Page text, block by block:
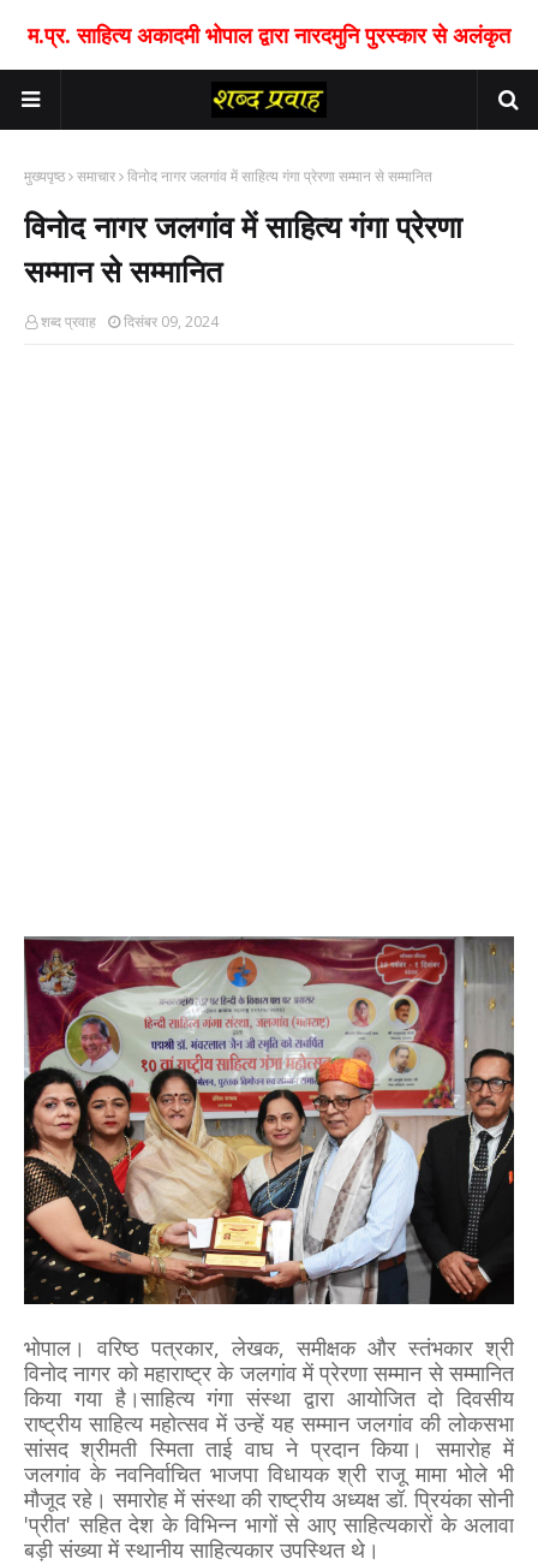
म.प्र. साहित्य अकादमी भोपाल द्वारा नारदमुनि पुरस्कार से अलंकृत
मुख्यपृष्ठ समाचार विनोद नागर जलगांव में साहित्य गंगा प्रेरणा सम्मान से सम्मानित
विनोद नागर जलगांव में साहित्य गंगा प्रेरणा
सम्मान से सम्मानित
शब्द प्रवाह दिसंबर 09, 2024
भोपाल। वरिष्ठ पत्रकार, लेखक, समीक्षक और स्तंभकार श्री
विनोद नागर को महाराष्ट्र के जलगांव में प्रेरणा सम्मान से सम्मानित
किया गया है।साहित्य गंगा संस्था द्वारा आयोजित दो दिवसीय
राष्ट्रीय साहित्य महोत्सव में उन्हें यह सम्मान जलगांव की लोकसभा
सांसद श्रीमती स्मिता ताई वाघ ने प्रदान किया। समारोह में
जलगांव के नवनिर्वाचित भाजपा विधायक श्री राजू मामा भोले भी
मौजूद रहे। समारोह में संस्था की राष्ट्रीय अध्यक्ष डॉ. प्रियंका सोनी
'प्रीत' सहित देश के विभिन्न भागों से आए साहित्यकारों के अलावा
बड़ी संख्या में स्थानीय साहित्यकार उपस्थित थे।